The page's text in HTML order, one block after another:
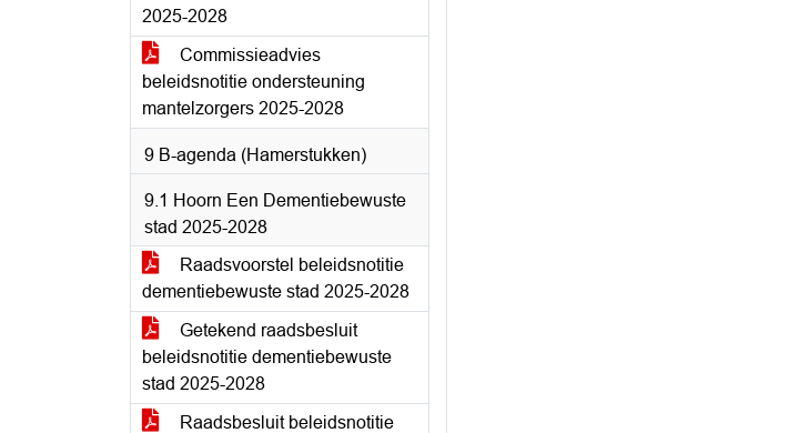
2025-2028
Commissieadvies
beleidsnotitie ondersteuning
mantelzorgers 2025-2028
9 B-agenda (Hamerstukken)
9.1 Hoorn Een Dementiebewuste
stad 2025-2028
Raadsvoorstel beleidsnotitie
dementiebewuste stad 2025-2028
Getekend raadsbesluit
beleidsnotitie dementiebewuste
stad 2025-2028
Raadsbesluit beleidsnotitie